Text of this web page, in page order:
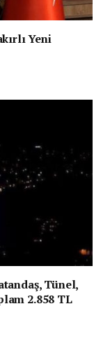
Yeni
Tünel,
2.858 TL